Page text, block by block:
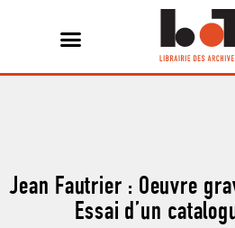
Jean Fautrier : Oeuvre
Essai d’un